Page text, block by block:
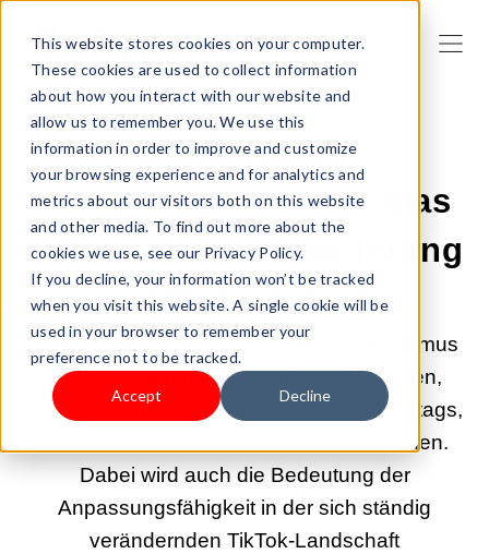
This website stores cookies on your computer.
These cookies are used to collect information
about how you interact with our website and
allow us to remember you. We use this
information in order to improve and customize
your browsing experience and for analytics and
metrics about our visitors both on this website
and other media. To find out more about the
cookies we use, see our Privacy Policy.
If you decline, your information won’t be tracked
when you visit this website. A single cookie will be
used in your browser to remember your
preference not to be tracked.
Accept Decline
24.01.2025 02:34:10 |
TikTok-Algorithmus: Das
Geheimnis zur Steigerung
der Videoaufrufe
Dieser Leitfaden stellt den TikTok-Algorithmus
vor und untersucht Engagement-Metriken,
Inhaltsstrategien und die Macht von Hashtags,
um die Sichtbarkeit von Videos zu erhöhen.
Dabei wird auch die Bedeutung der
Anpassungsfähigkeit in der sich ständig
verändernden TikTok-Landschaft